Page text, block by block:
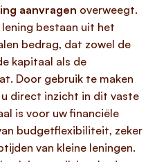
aanvragen overweegt.
lening bestaan uit het
bedrag, dat zowel de
kapitaal als de
Door gebruik te maken
direct inzicht in dit vaste
is voor uw financiële
budgetflexibiliteit, zeker
van kleine leningen.